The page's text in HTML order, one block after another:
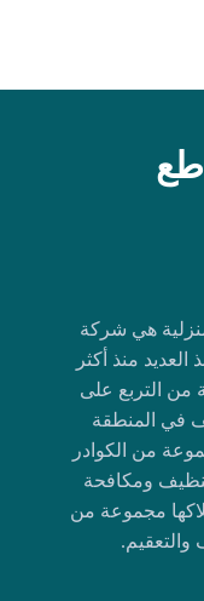
هي شركة
منذ أكثر
التربع على
في المنطقة
من الكوادر
ومكافحة
مجموعة من